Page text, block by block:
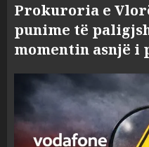
Prokuroria e
punime të
momentin asnjë i